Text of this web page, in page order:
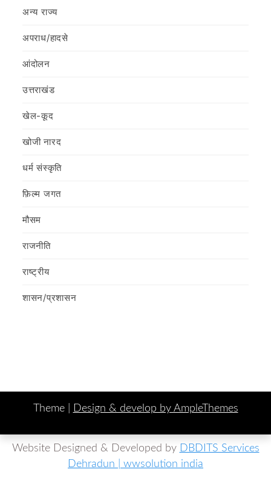
अन्य राज्य
अपराध/हादसे
आंदोलन
उत्तराखंड
खेल-कूद
खोजी नारद
धर्म संस्कृति
फ़िल्‍म जगत
मौसम
राजनीति
राष्ट्रीय
शासन/प्रशासन
Theme | Design & develop by AmpleThemes
Website Designed & Developed by DBDITS Services
Dehradun | wwsolution india